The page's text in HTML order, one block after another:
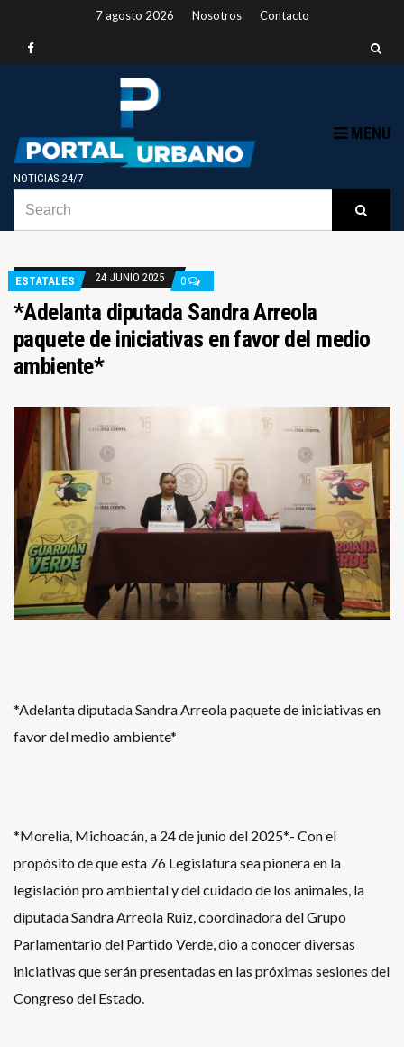
7 agosto 2026 Nosotros Contacto
NOTICIAS 24/7
MENU
ESTATALES 24 JUNIO 2025 0
*Adelanta diputada Sandra Arreola
paquete de iniciativas en favor del medio
ambiente*
*Adelanta diputada Sandra Arreola paquete de iniciativas en
favor del medio ambiente*
*Morelia, Michoacán, a 24 de junio del 2025*.- Con el
propósito de que esta 76 Legislatura sea pionera en la
legislación pro ambiental y del cuidado de los animales, la
diputada Sandra Arreola Ruiz, coordinadora del Grupo
Parlamentario del Partido Verde, dio a conocer diversas
iniciativas que serán presentadas en las próximas sesiones del
Congreso del Estado.